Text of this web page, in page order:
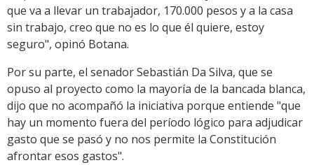
que va a llevar un trabajador, 170.000 pesos y a la casa
sin trabajo, creo que no es lo que él quiere, estoy
seguro", opinó Botana.
Por su parte, el senador Sebastián Da Silva, que se
opuso al proyecto como la mayoría de la bancada blanca,
dijo que no acompañó la iniciativa porque entiende "que
hay un momento fuera del período lógico para adjudicar
gasto que se pasó y no nos permite la Constitución
afrontar esos gastos".